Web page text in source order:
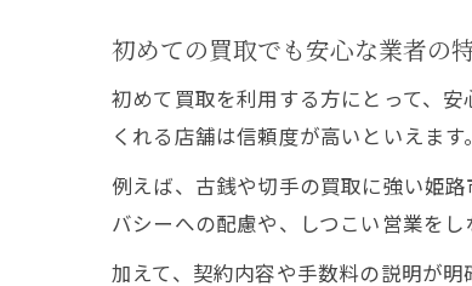
初めての買取でも安心な業者の
初めて買取を利用する方にとって、
くれる店舗は信頼度が高いといえます。
例えば、古銭や切手の買取に強い姫
バシーへの配慮や、しつこい営業をし
加えて、契約内容や手数料の説明が